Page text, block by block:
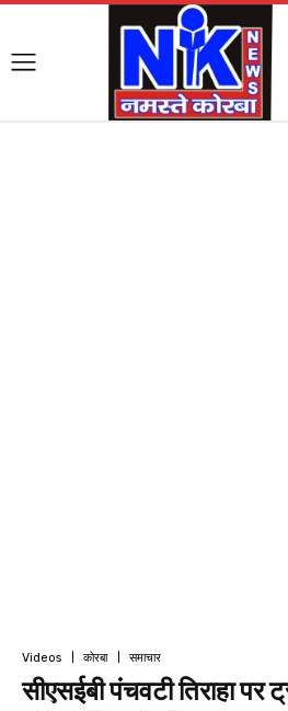
Videos कोरबा समाचार
सीएसईबी पंचवटी तिराहा पर